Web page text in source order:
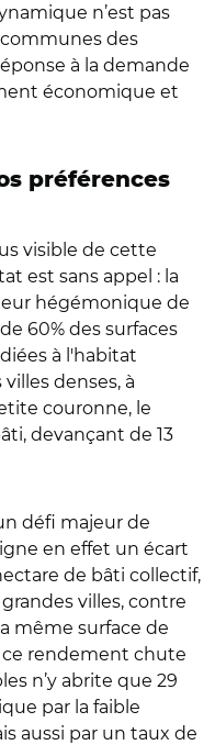
n’est pas
des
à la demande
économique et
préférences
visible de cette
est sans appel : la
hégémonique de
60% des surfaces
à l'habitat
denses, à
couronne, le
devançant de 13
défi majeur de
en effet un écart
de bâti collectif,
villes, contre
même surface de
ce rendement chute
n’y abrite que 29
par la faible
aussi par un taux de